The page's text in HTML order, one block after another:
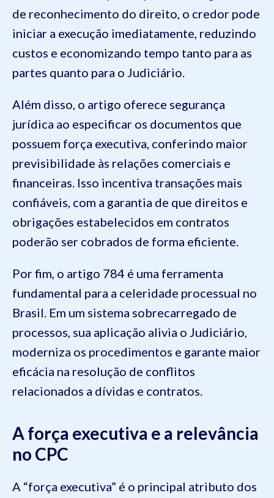
de reconhecimento do direito, o credor pode
iniciar a execução imediatamente, reduzindo
custos e economizando tempo tanto para as
partes quanto para o Judiciário.
Além disso, o artigo oferece segurança
jurídica ao especificar os documentos que
possuem força executiva, conferindo maior
previsibilidade às relações comerciais e
financeiras. Isso incentiva transações mais
confiáveis, com a garantia de que direitos e
obrigações estabelecidos em contratos
poderão ser cobrados de forma eficiente.
Por fim, o artigo 784 é uma ferramenta
fundamental para a celeridade processual no
Brasil. Em um sistema sobrecarregado de
processos, sua aplicação alivia o Judiciário,
moderniza os procedimentos e garante maior
eficácia na resolução de conflitos
relacionados a dívidas e contratos.
A força executiva e a relevância
no CPC
A “força executiva” é o principal atributo dos